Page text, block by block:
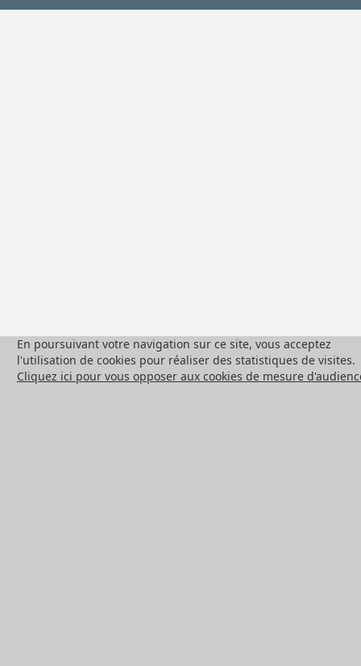
En poursuivant votre navigation sur ce site, vous acceptez
l'utilisation de cookies pour réaliser des statistiques de visites.
Cliquez ici pour vous opposer aux cookies de mesure